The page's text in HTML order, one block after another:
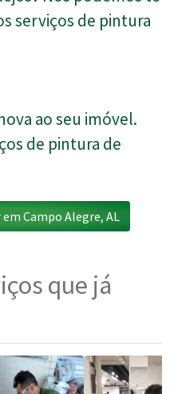
serviços de pintura
ao seu imóvel.
de pintura de
Campo Alegre, AL
que já